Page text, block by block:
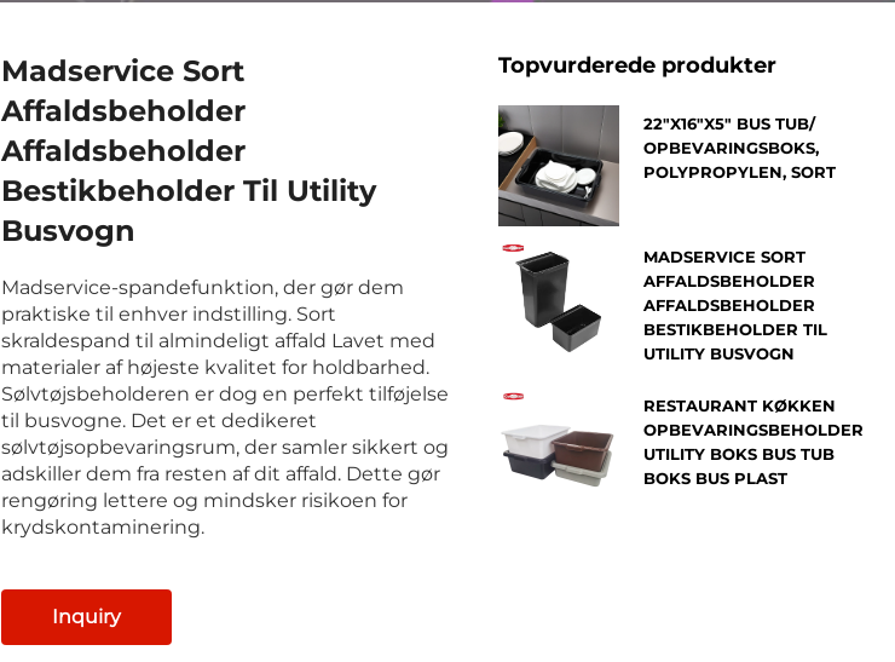
Madservice Sort
Affaldsbeholder
Affaldsbeholder
Bestikbeholder Til Utility
Busvogn
Madservice-spandefunktion, der gør dem
praktiske til enhver indstilling. Sort
skraldespand til almindeligt affald Lavet med
materialer af højeste kvalitet for holdbarhed.
Sølvtøjsbeholderen er dog en perfekt tilføjelse
til busvogne. Det er et dedikeret
sølvtøjsopbevaringsrum, der samler sikkert og
adskiller dem fra resten af dit affald. Dette gør
rengøring lettere og mindsker risikoen for
krydskontaminering.
Inquiry
Topvurderede produkter
22"X16"X5" BUS TUB/
OPBEVARINGSBOKS,
POLYPROPYLEN, SORT
MADSERVICE SORT
AFFALDSBEHOLDER
AFFALDSBEHOLDER
BESTIKBEHOLDER TIL
UTILITY BUSVOGN
RESTAURANT KØKKEN
OPBEVARINGSBEHOLDER
UTILITY BOKS BUS TUB
BOKS BUS PLAST